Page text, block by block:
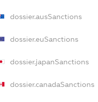
dossier.ausSanctions
dossier.euSanctions
dossier.japanSanctions
dossier.canadaSanctions